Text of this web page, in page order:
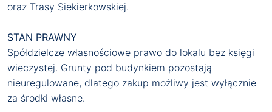
oraz Trasy Siekierkowskiej.
STAN PRAWNY
Spółdzielcze własnościowe prawo do lokalu bez księgi
wieczystej. Grunty pod budynkiem pozostają
nieuregulowane, dlatego zakup możliwy jest wyłącznie
za środki własne.